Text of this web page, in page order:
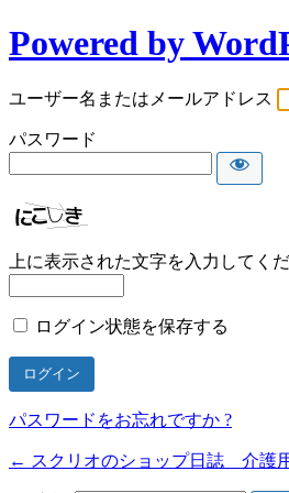
Powered by
ユーザー名またはメールアドレス
パスワード
上に表示された文字を入力してくだ
ログイン状態を保存する
パスワードをお忘れですか ?
← スクリオのショップ日誌 介護